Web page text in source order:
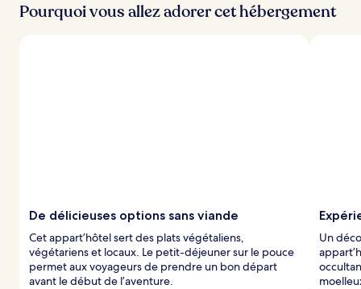
Pourquoi vous allez adorer cet hébergement
De délicieuses options sans viande
Cet appart’hôtel sert des plats végétaliens,
végétariens et locaux. Le petit-déjeuner sur le pouce
permet aux voyageurs de prendre un bon départ
avant le début de l’aventure.
Un